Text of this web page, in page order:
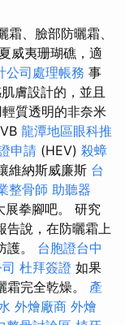
、臉部防曬霜、
威夷珊瑚礁，適
公司處理帳務 事
膚設計的，並且
質透明的非奈米
龍潭地區眼科推
申請 (HEV) 殺蟑
維納斯威廉斯 台
整骨師 助聽器
展拳腳吧。 研究
告說，在防曬霜上
護。 台胞證台中
杜拜簽證 如果
完全乾燥。 產
外燴廠商 外燴